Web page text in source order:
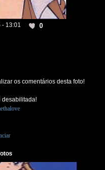
13:01 0
os comentários desta foto!
desabilitada!